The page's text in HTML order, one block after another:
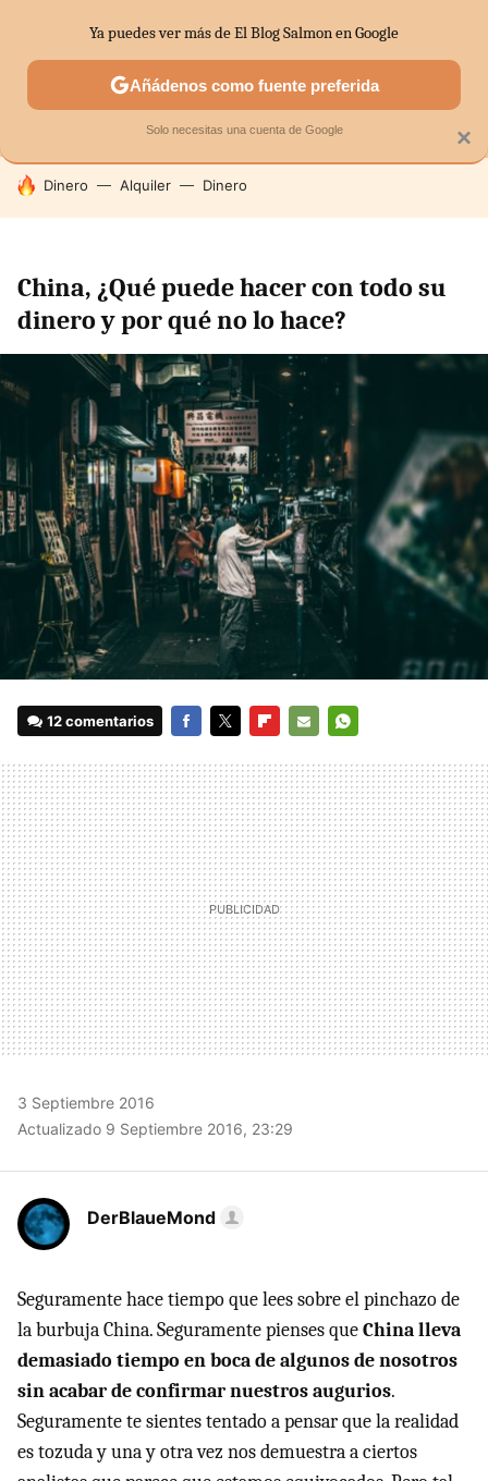
MENÚ NUEVO
ECONOMÍA DOMÉSTICA MERCADOS
HOY SE HABLA DE
Dinero Alquiler Dinero
China, ¿Qué puede hacer con todo su
dinero y por qué no lo hace?
12 comentarios
MAIL
3 Septiembre 2016
Actualizado 9 Septiembre 2016, 23:29
DerBlaueMond
Seguramente hace tiempo que lees sobre el pinchazo de
la burbuja China. Seguramente pienses queChina lleva
demasiado tiempo en boca de algunos de nosotros
sin acabar de confirmar nuestros augurios.
Seguramente te sientes tentado a pensar que la realidad
es tozuda y una y otra vez nos demuestra a ciertos
×
Ya puedes ver más de El Blog Salmon en Google
Añádenos como fuente preferida
Solo necesitas una cuenta de Google